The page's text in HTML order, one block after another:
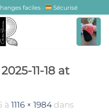
faciles · Sécurisé
11-18 at
à 1116 × 1984 dans